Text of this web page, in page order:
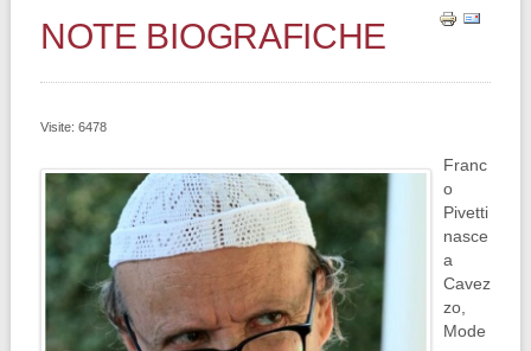
NOTE BIOGRAFICHE
Visite: 6478
Franc
o
Pivetti
nasce
a
Cavez
zo,
Mode